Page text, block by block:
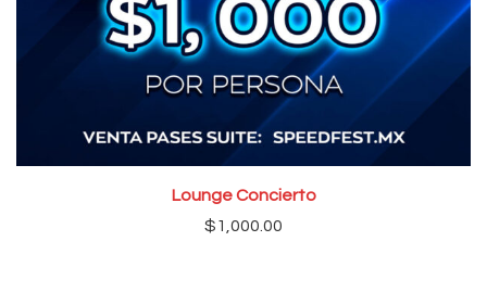
Lounge Concierto
$1,000.00